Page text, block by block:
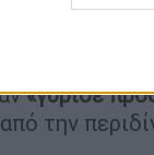
εγώ.
το πλοίο»,
«γύρισε
την